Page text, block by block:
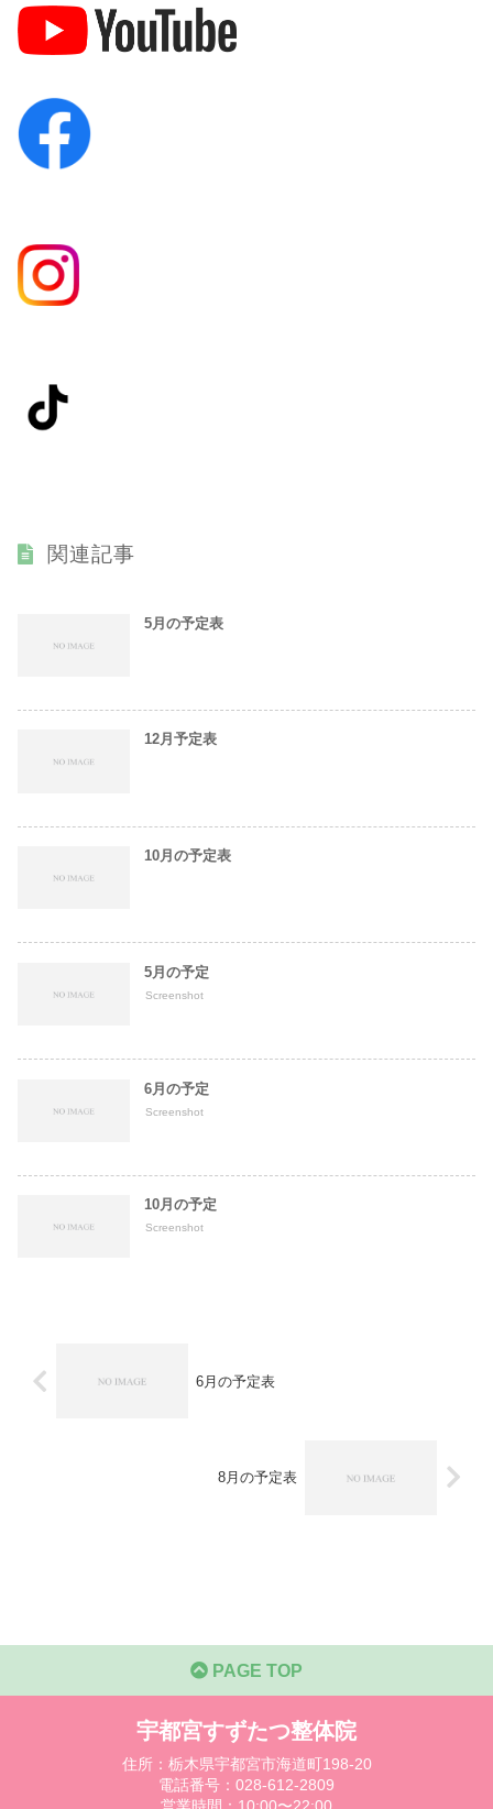
関連記事
5月の予定表
12月予定表
10月の予定表
5月の予定
Screenshot
6月の予定
Screenshot
10月の予定
Screenshot
6月の予定表
8月の予定表
PAGE TOP
宇都宮すずたつ整体院
住所：栃木県宇都宮市海道町198-20
電話番号：028-612-2809